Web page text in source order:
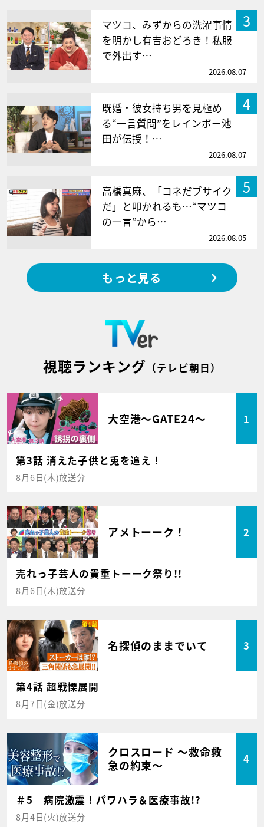
3
マツコ、みずからの洗濯事情
を明かし有吉おどろき！私服
で外出す…
2026.08.07
4
既婚・彼女持ち男を見極め
る“一言質問”をレインボー池
田が伝授！…
2026.08.07
5
高橋真麻、「コネだブサイク
だ」と叩かれるも…“マツコ
の一言”から…
2026.08.05
もっと見る
視聴ランキング （テレビ朝日）
大空港～GATE24～ 1
第3話 消えた子供と兎を追え！
8月6日(木)放送分
アメトーーク！ 2
売れっ子芸人の貴重トーーク祭り!!
8月6日(木)放送分
名探偵のままでいて 3
第4話 超戦慄展開
8月7日(金)放送分
クロスロード ～救命救
急の約束～
4
＃5 病院激震！パワハラ＆医療事故!?
8月4日(火)放送分